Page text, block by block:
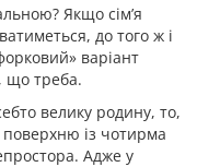
Якщо сім’я
до того ж і
варіант
що треба.
велику родину, то,
із чотирма
Адже у